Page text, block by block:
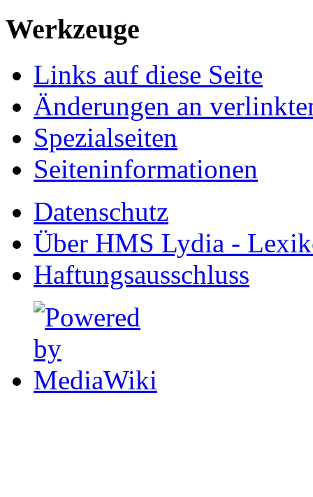
Werkzeuge
Links auf diese Seite
Änderungen an
Spezialseiten
Seiten­informationen
Datenschutz
Über HMS Lydia -
Haftungsausschluss